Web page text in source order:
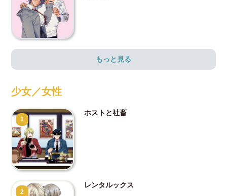
もっと見る
少女／女性
1
ホストと社畜
2
レンタルックス